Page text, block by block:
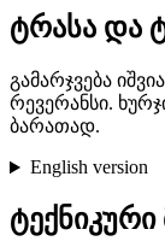
ტრასა და
გამარჯვება
რევერანსი.
ბარათად.
English version